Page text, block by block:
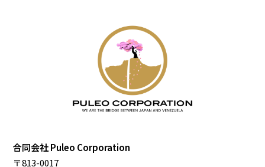
合同会社 Puleo Corporation
〒813-0017